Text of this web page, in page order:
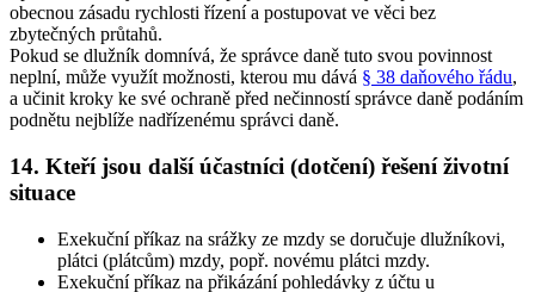
obecnou zásadu rychlosti řízení a postupovat ve věci bez
zbytečných průtahů.
Pokud se dlužník domnívá, že správce daně tuto svou povinnost
neplní, může využít možnosti, kterou mu dává § 38 daňového řádu,
a učinit kroky ke své ochraně před nečinností správce daně podáním
podnětu nejblíže nadřízenému správci daně.
14. Kteří jsou další účastníci (dotčení) řešení životní
situace
Exekuční příkaz na srážky ze mzdy se doručuje dlužníkovi,
plátci (plátcům) mzdy, popř. novému plátci mzdy.
Exekuční příkaz na přikázání pohledávky z účtu u